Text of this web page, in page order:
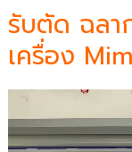
รับตัด ฉลา
เครื่อง